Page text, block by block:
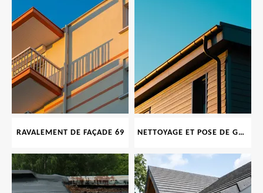
RAVALEMENT DE FAÇADE 69 NETTOYAGE ET POSE DE GOUTTIÈRE 69